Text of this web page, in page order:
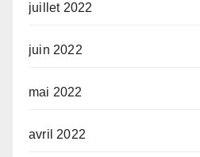
juillet 2022
juin 2022
mai 2022
avril 2022